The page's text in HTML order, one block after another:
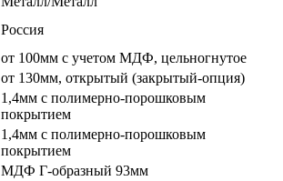
Россия
от 100мм с учетом МДФ, цельногнутое
от 130мм, открытый (закрытый-опция)
1,4мм с полимерно-порошковым
покрытием
1,4мм с полимерно-порошковым
покрытием
МДФ Г-образный 93мм